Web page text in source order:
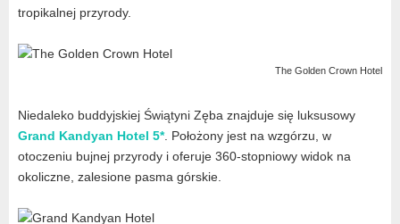
tropikalnej przyrody.
The Golden Crown Hotel
Niedaleko buddyjskiej Świątyni Zęba znajduje się luksusowy
Grand Kandyan Hotel 5*. Położony jest na wzgórzu, w
otoczeniu bujnej przyrody i oferuje 360-stopniowy widok na
okoliczne, zalesione pasma górskie.